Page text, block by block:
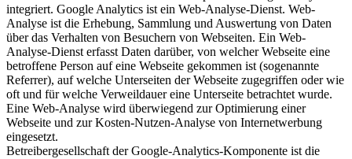
integriert. Google Analytics ist ein Web-Analyse-Dienst. Web-
Analyse ist die Erhebung, Sammlung und Auswertung von Daten
über das Verhalten von Besuchern von Webseiten. Ein Web-
Analyse-Dienst erfasst Daten darüber, von welcher Webseite eine
betroffene Person auf eine Webseite gekommen ist (sogenannte
Referrer), auf welche Unterseiten der Webseite zugegriffen oder wie
oft und für welche Verweildauer eine Unterseite betrachtet wurde.
Eine Web-Analyse wird überwiegend zur Optimierung einer
Webseite und zur Kosten-Nutzen-Analyse von Internetwerbung
eingesetzt.
Betreibergesellschaft der Google-Analytics-Komponente ist die